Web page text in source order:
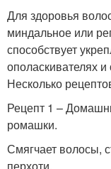
Для здоровья
миндальное или
способствует
ополаскивателях
Несколько
Рецепт 1 –
ромашки.
Смягчает волосы,